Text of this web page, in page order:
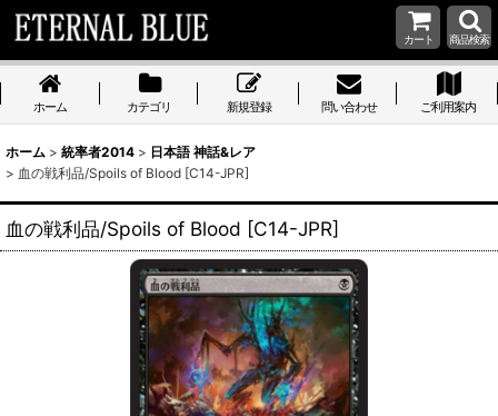
カート 商品検索
ホーム カテゴリ 新規登録 問い合わせ ご利用案内
ホーム > 統率者2014 > 日本語 神話&レア
> 血の戦利品/Spoils of Blood [C14-JPR]
血の戦利品/Spoils of Blood [C14-JPR]